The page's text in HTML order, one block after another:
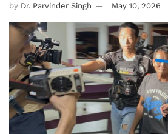
by Dr. Parvinder Singh May 10, 2026